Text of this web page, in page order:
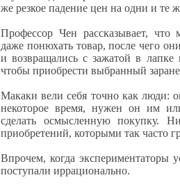
же резкое падение цен на одни и те
Профессор Чен рассказывает,
даже понюхать товар, после чего
и возвращались с зажатой в лапке
чтобы приобрести выбранный
Макаки вели себя точно как люди:
некоторое время, нужен он им
сделать осмысленную покупку.
приобретений, которыми так часто
Впрочем, когда экспериментаторы
поступали иррационально.